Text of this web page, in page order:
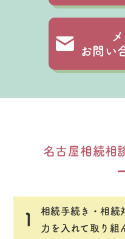
お問い
名古屋相続相
1
相続手続き・相続
力を入れて取り組